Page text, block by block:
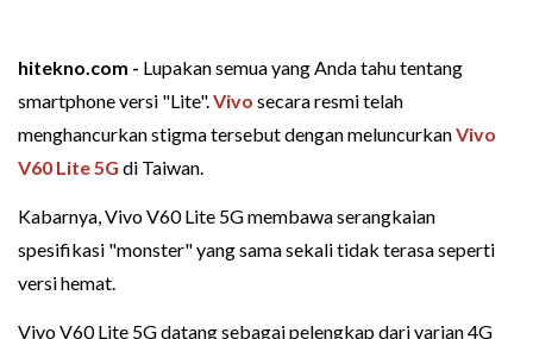
hitekno.com - Lupakan semua yang Anda tahu tentang
smartphone versi "Lite".Vivo secara resmi telah
menghancurkan stigma tersebut dengan meluncurkanVivo
V60 Lite 5G di Taiwan.
Kabarnya, Vivo V60 Lite 5G membawa serangkaian
spesifikasi "monster" yang sama sekali tidak terasa seperti
versi hemat.
Vivo V60 Lite 5G datang sebagai pelengkap dari varian 4G